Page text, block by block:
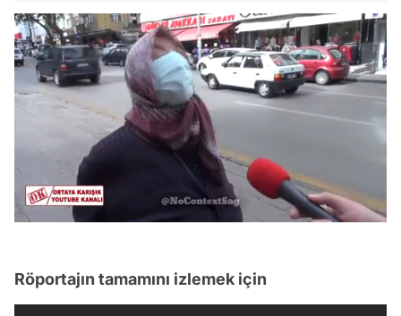
/
Röportajın tamamını izlemek için